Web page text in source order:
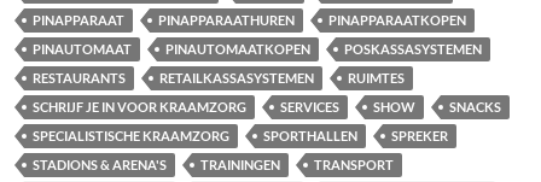
PINAPPARAAT
PINAPPARAATHUREN
PINAPPARAATKOPEN
PINAUTOMAAT
PINAUTOMAATKOPEN
POSKASSASYSTEMEN
RESTAURANTS
RETAILKASSASYSTEMEN
RUIMTES
SCHRIJF JE IN VOOR KRAAMZORG
SERVICES SHOW
SNACKS
SPECIALISTISCHE KRAAMZORG
SPORTHALLEN
SPREKER
STADIONS & ARENA'S
TRAININGEN
TRANSPORT